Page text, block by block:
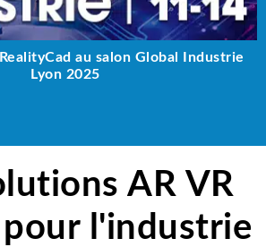
au salon Global Industrie
Lyon 2025
AR VR
l'industrie